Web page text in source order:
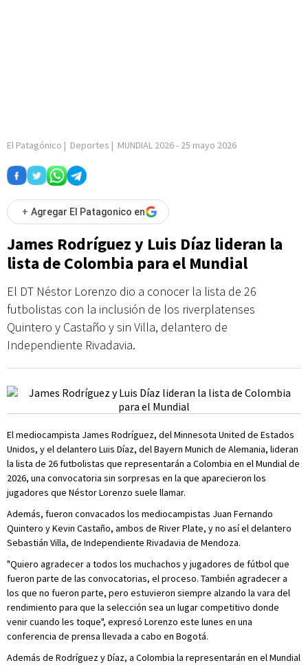
El Patagónico | Deportes | MUNDIAL 2026- 25 mayo 2026
+ Agregar El Patagonico en
James Rodríguez y Luis Díaz lideran la
lista de Colombia para el Mundial
El DT Néstor Lorenzo dio a conocer la lista de 26
futbolistas con la inclusión de los riverplatenses
Quintero y Castaño y sin Villa, delantero de
Independiente Rivadavia.
El mediocampista James Rodríguez, del Minnesota United de Estados
Unidos, y el delantero Luis Díaz, del Bayern Munich de Alemania, lideran
la lista de 26 futbolistas que representarán a Colombia en el Mundial de
2026, una convocatoria sin sorpresas en la que aparecieron los
jugadores que Néstor Lorenzo suele llamar.
Además, fueron convacados los mediocampistas Juan Fernando
Quintero y Kevin Castaño, ambos de River Plate, y no así el delantero
Sebastián Villa, de Independiente Rivadavia de Mendoza.
"Quiero agradecer a todos los muchachos y jugadores de fútbol que
fueron parte de las convocatorias, el proceso. También agradecer a
los que no fueron parte, pero estuvieron siempre alzando la vara del
rendimiento para que la selección sea un lugar competitivo donde
venir cuando les toque", expresó Lorenzo este lunes en una
conferencia de prensa llevada a cabo en Bogotá.
Además de Rodríguez y Díaz, a Colombia la representarán en el Mundial